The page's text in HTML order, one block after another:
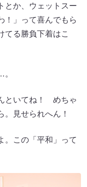
とか、ウェットスー
！」って喜んでもら
てる勝負下着はこ
といてね！ めちゃ
。見せられへん！
この「平和」って